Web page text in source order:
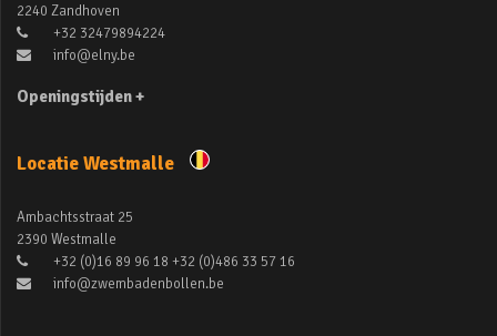
2240 Zandhoven
+32 32479894224
info@elny.be
Openingstijden +
Locatie Westmalle
Ambachtsstraat 25
2390 Westmalle
+32 (0)16 89 96 18 +32 (0)486 33 57 16
info@zwembadenbollen.be